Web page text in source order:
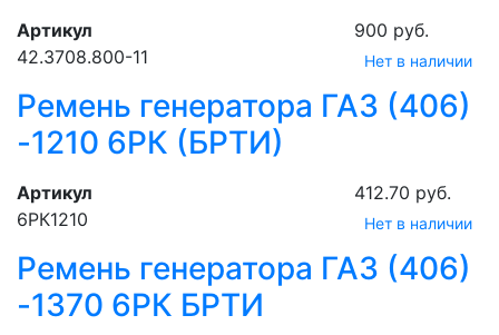
Артикул
42.3708.800-11
900 руб.
Нет в наличии
Ремень генератора ГАЗ (406)
-1210 6РК (БРТИ)
Артикул
6РК1210
412.70 руб.
Нет в наличии
Ремень генератора ГАЗ (406)
-1370 6РК БРТИ